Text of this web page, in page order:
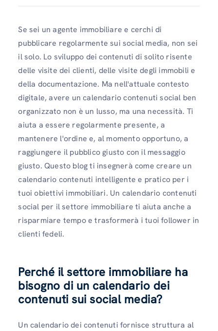
Se sei un agente immobiliare e cerchi di
pubblicare regolarmente sui social media, non sei
il solo. Lo sviluppo dei contenuti di solito risente
delle visite dei clienti, delle visite degli immobili e
della documentazione. Ma nell'attuale contesto
digitale, avere un calendario contenuti social ben
organizzato non è un lusso, ma una necessità. Ti
aiuta a essere regolarmente presente, a
mantenere l'ordine e, al momento opportuno, a
raggiungere il pubblico giusto con il messaggio
giusto. Questo blog ti insegnerà come creare un
calendario contenuti intelligente e pratico per i
tuoi obiettivi immobiliari. Un calendario contenuti
social per il settore immobiliare ti aiuta anche a
risparmiare tempo e trasformerà i tuoi follower in
clienti fedeli.
Perché il settore immobiliare ha
bisogno di un calendario dei
contenuti sui social media?
Un calendario dei contenuti fornisce struttura al